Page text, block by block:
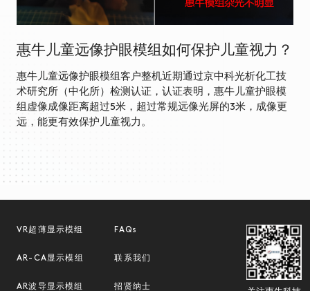
惠牛儿童远像护眼模组如何保护儿童视力？
惠牛儿童远像护眼模组客户整机近期通过京中科光析化工技
术研究所（中化所）检测认证，认证表明，惠牛儿童护眼模
组虚像成像距离超过5米，超过常规远像光屏的3米，成像更
远，能更有效保护儿童视力。
VR超薄显示模组
AR-CA显示模组
AR波导显示模组
FAQs
联系我们
招贤纳士